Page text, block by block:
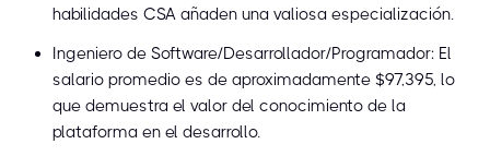
habilidades CSA añaden una valiosa especialización.
Ingeniero de Software/Desarrollador/Programador: El
salario promedio es de aproximadamente $97,395, lo
que demuestra el valor del conocimiento de la
plataforma en el desarrollo.